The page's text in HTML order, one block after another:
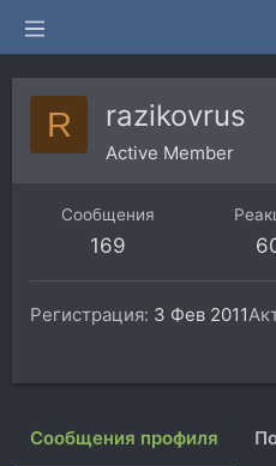
R razikovrus
Active Member
Сообщения
169
Регистрация 3 Фев 2011
Сообщения профиля